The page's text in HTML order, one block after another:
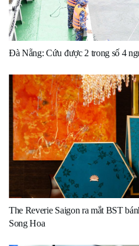
Đà Nẵng: Cứu được 2 trong số 4
The Reverie Saigon ra mắt BST
Song Hoa